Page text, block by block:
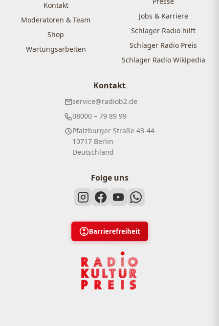
Kontakt
Moderatoren & Team
Shop
Wartungsarbeiten
Jobs & Karriere
Schlager Radio hilft
Schlager Radio Preis
Schlager Radio Wikipedia
Kontakt
service@radiob2.de
08000 – 79 89 99
Pfalzburger Straße 43-44
10717 Berlin
Deutschland
Folge uns
Barrierefreiheit